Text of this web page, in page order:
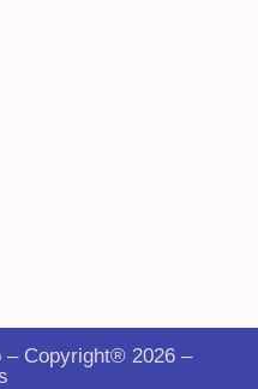
– Copyright® 2026 –